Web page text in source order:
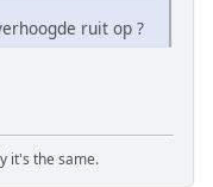
ruit op ?
it's the same.